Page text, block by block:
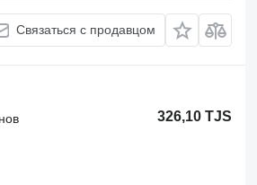
Связаться с продавцом
326,10 TJS